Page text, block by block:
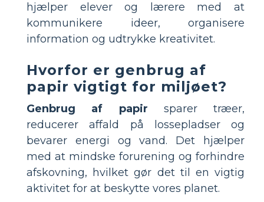
hjælper elever og lærere med at
kommunikere ideer, organisere
information og udtrykke kreativitet.
Hvorfor er genbrug af
papir vigtigt for miljøet?
Genbrug af papir sparer træer,
reducerer affald på lossepladser og
bevarer energi og vand. Det hjælper
med at mindske forurening og forhindre
afskovning, hvilket gør det til en vigtig
aktivitet for at beskytte vores planet.